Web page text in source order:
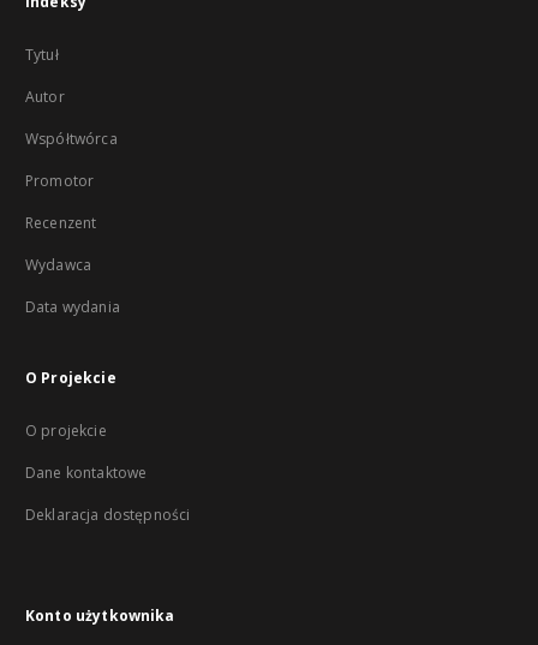
Tytuł
Autor
Współtwórca
Promotor
Recenzent
Wydawca
Data wydania
O Projekcie
O projekcie
Dane kontaktowe
Deklaracja dostępności
Konto użytkownika